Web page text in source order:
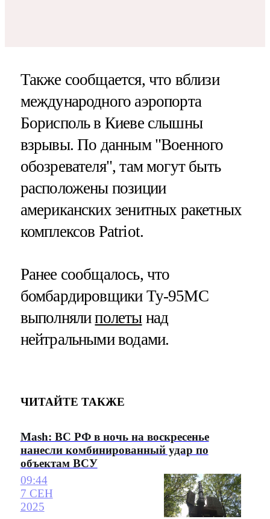
Также сообщается, что вблизи
международного аэропорта
Борисполь в Киеве слышны
взрывы. По данным "Военного
обозревателя", там могут быть
расположены позиции
американских зенитных ракетных
комплексов Patriot.
Ранее сообщалось, что
бомбардировщики Ту-95МС
выполнялиполетынад
нейтральными водами.
ЧИТАЙТЕ ТАКЖЕ
Mash: ВС РФ в ночь на воскресенье
нанесли комбинированный удар по
объектам ВСУ
09:44
7 СЕН
2025